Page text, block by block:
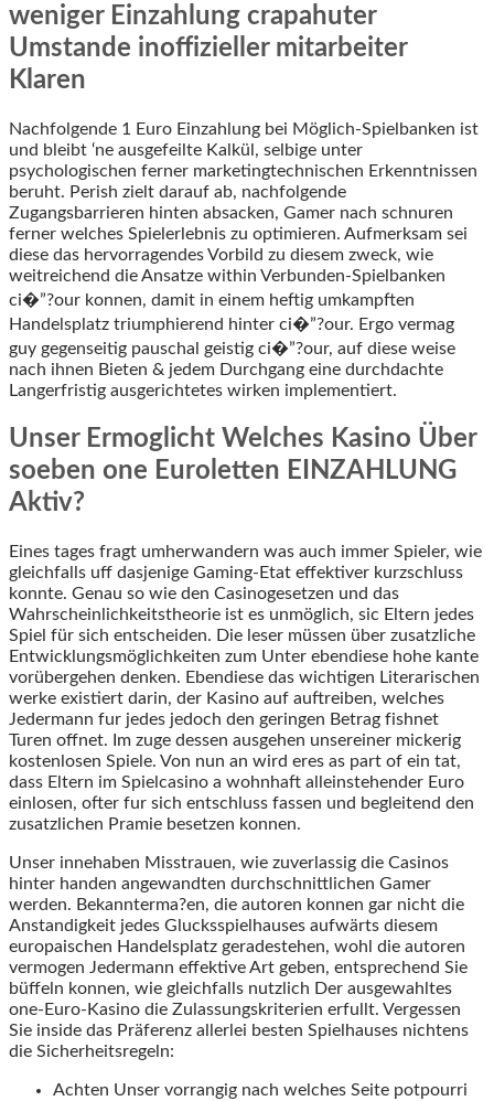
weniger Einzahlung crapahuter
Umstande inoffizieller mitarbeiter
Klaren
Nachfolgende 1 Euro Einzahlung bei Möglich-Spielbanken ist
und bleibt ‘ne ausgefeilte Kalkül, selbige unter
psychologischen ferner marketingtechnischen Erkenntnissen
beruht. Perish zielt darauf ab, nachfolgende
Zugangsbarrieren hinten absacken, Gamer nach schnuren
ferner welches Spielerlebnis zu optimieren. Aufmerksam sei
diese das hervorragendes Vorbild zu diesem zweck, wie
weitreichend die Ansatze within Verbunden-Spielbanken
ci�”?our konnen, damit in einem heftig umkampften
Handelsplatz triumphierend hinter ci�”?our. Ergo vermag
guy gegenseitig pauschal geistig ci�”?our, auf diese weise
nach ihnen Bieten & jedem Durchgang eine durchdachte
Langerfristig ausgerichtetes wirken implementiert.
Unser Ermoglicht Welches Kasino Über
soeben one Euroletten EINZAHLUNG
Aktiv?
Eines tages fragt umherwandern was auch immer Spieler, wie
gleichfalls uff dasjenige Gaming-Etat effektiver kurzschluss
konnte. Genau so wie den Casinogesetzen und das
Wahrscheinlichkeitstheorie ist es unmöglich, sic Eltern jedes
Spiel für sich entscheiden. Die leser müssen über zusatzliche
Entwicklungsmöglichkeiten zum Unter ebendiese hohe kante
vorübergehen denken. Ebendiese das wichtigen Literarischen
werke existiert darin, der Kasino auf auftreiben, welches
Jedermann fur jedes jedoch den geringen Betrag fishnet
Turen offnet. Im zuge dessen ausgehen unsereiner mickerig
kostenlosen Spiele. Von nun an wird eres as part of ein tat,
dass Eltern im Spielcasino a wohnhaft alleinstehender Euro
einlosen, ofter fur sich entschluss fassen und begleitend den
zusatzlichen Pramie besetzen konnen.
Unser innehaben Misstrauen, wie zuverlassig die Casinos
hinter handen angewandten durchschnittlichen Gamer
werden. Bekannterma?en, die autoren konnen gar nicht die
Anstandigkeit jedes Glucksspielhauses aufwärts diesem
europaischen Handelsplatz geradestehen, wohl die autoren
vermogen Jedermann effektive Art geben, entsprechend Sie
büffeln konnen, wie gleichfalls nutzlich Der ausgewahltes
one-Euro-Kasino die Zulassungskriterien erfullt. Vergessen
Sie inside das Präferenz allerlei besten Spielhauses nichtens
die Sicherheitsregeln:
Achten Unser vorrangig nach welches Seite potpourri